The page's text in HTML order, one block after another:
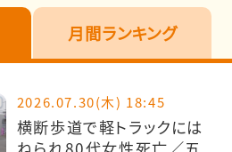
月間ランキング
2026.07.30(木) 18:45
横断歩道で軽トラックには